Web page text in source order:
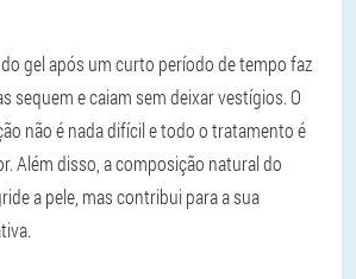
gel após um curto período de tempo faz
sequem e caiam sem deixar vestígios. O
não é nada difícil e todo o tratamento é
Além disso, a composição natural do
a pele, mas contribui para a sua